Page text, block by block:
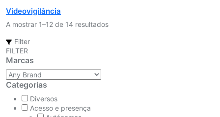
Videovigilância
A mostrar 1–12 de 14 resultados
Filter
FILTER
Marcas
Categorias
Diversos
Acesso e presença